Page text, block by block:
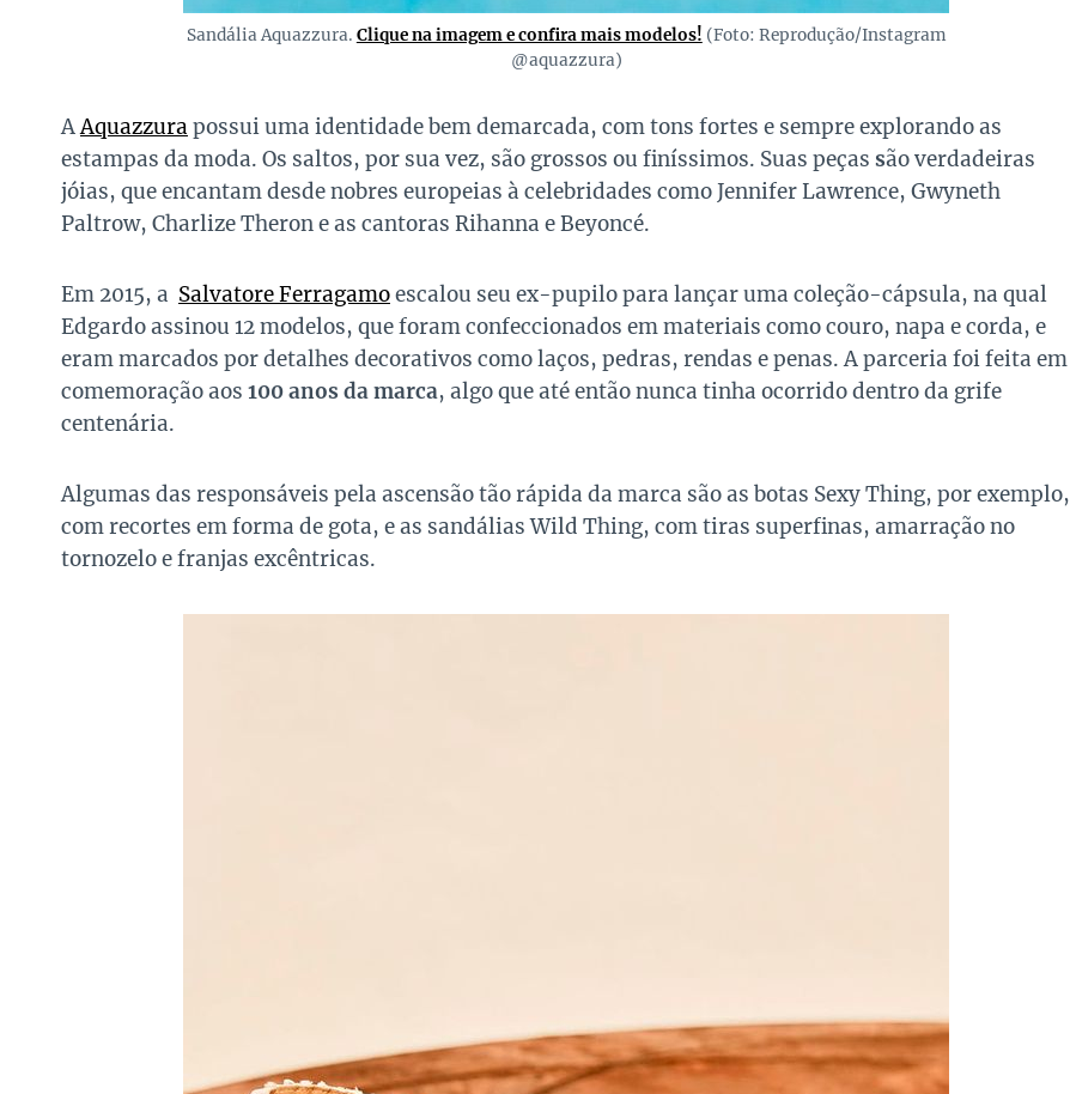
Sandália Aquazzura. Clique na imagem e confira mais modelos! (Foto: Reprodução/Instagram
@aquazzura)
AAquazzura possui uma identidade bem demarcada, com tons fortes e sempre explorando as
estampas da moda. Os saltos, por sua vez, são grossos ou finíssimos. Suas peças são verdadeiras
jóias, que encantam desde nobres europeias à celebridades como Jennifer Lawrence, Gwyneth
Paltrow, Charlize Theron e as cantoras Rihanna e Beyoncé.
Em 2015, a Salvatore Ferragamoescalou seu ex-pupilo para lançar uma coleção-cápsula, na qual
Edgardo assinou 12 modelos, que foram confeccionados em materiais como couro, napa e corda, e
eram marcados por detalhes decorativos como laços, pedras, rendas e penas. A parceria foi feita em
comemoração aos 100 anos da marca, algo que até então nunca tinha ocorrido dentro da grife
centenária.
Algumas das responsáveis pela ascensão tão rápida da marca são as botas Sexy Thing, por exemplo,
com recortes em forma de gota, e as sandálias Wild Thing, com tiras superfinas, amarração no
tornozelo e franjas excêntricas.